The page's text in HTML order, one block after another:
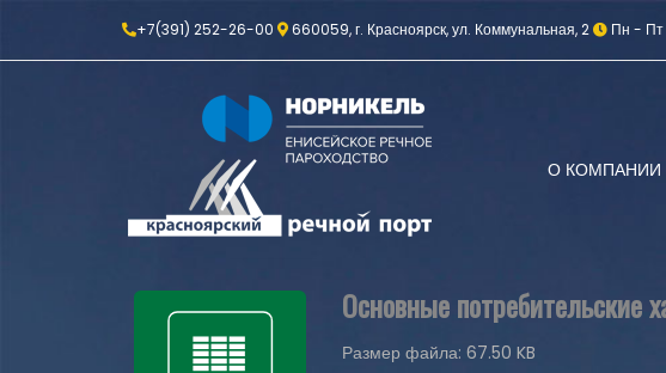
+7(391) 252-26-00 660059, г. Красноярск, ул. Коммунальная, 2 Пн - Пт
О КОМПАНИИ
Основные потребительские
Размер файла: 67.50 KB